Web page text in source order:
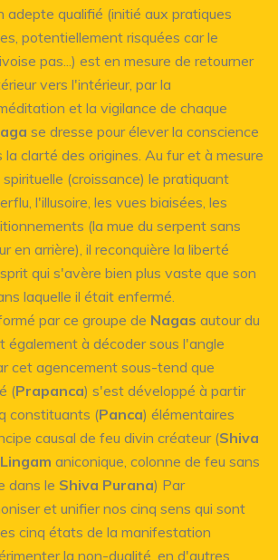
adepte qualifié (initié aux pratiques
potentiellement risquées car le
pas...) est en mesure de retourner
vers l'intérieur, par la
et la vigilance de chaque
se dresse pour élever la conscience
clarté des origines. Au fur et à mesure
(croissance) le pratiquant
l'illusoire, les vues biaisées, les
(la mue du serpent sans
en arrière), il reconquière la liberté
qui s'avère bien plus vaste que son
laquelle il était enfermé.
par ce groupe de Nagas autour du
également à décoder sous l'angle
cet agencement sous-tend que
(Prapanca) s'est développé à partir
constituants (Panca) élémentaires
causal de feu divin créateur (Shiva
Lingam aniconique, colonne de feu sans
dans le Shiva Purana) Par
et unifier nos cinq sens qui sont
cinq états de la manifestation
la non-dualité, en d'autres